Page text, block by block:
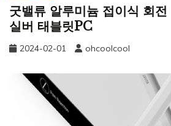
굿밸류 알루미늄 접이식 회
실버 태블릿PC
2024-02-01 ohcoolcool